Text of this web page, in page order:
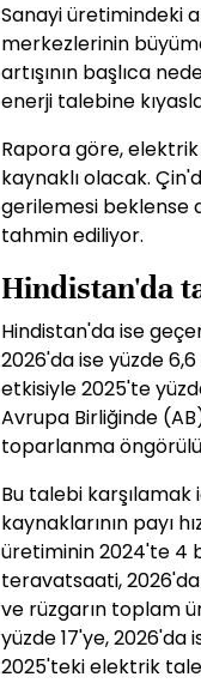
Sanayi üretimindeki
merkezlerinin
artışının başlıca
enerji talebine
Rapora göre, elektrik
kaynaklı olacak.
gerilemesi beklense
tahmin ediliyor.
Hindistan'da
Hindistan'da ise
2026'da ise yüzde
etkisiyle 2025'te
Avrupa Birliğinde
toparlanma
Bu talebi
kaynaklarının payı
üretiminin 2024'te 4
teravatsaati,
ve rüzgarın toplam
yüzde 17'ye, 2026'da
2025'teki elektrik